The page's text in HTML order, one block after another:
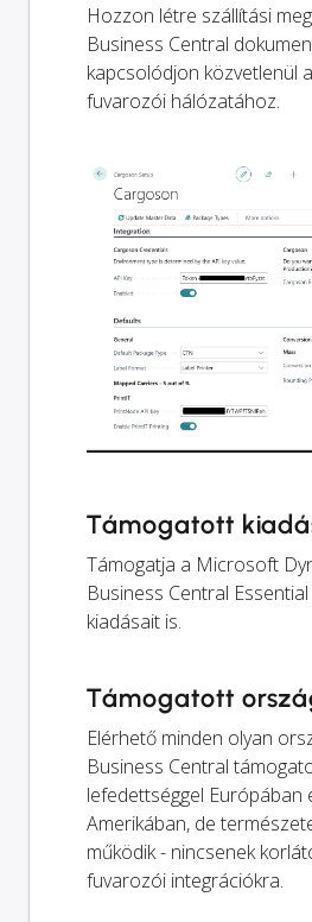
Hozzon létre szállítási
Business Central
kapcsolódjon közvetlenül
fuvarozói hálózatához.
Támogatott
Támogatja a Microsoft
Business Central
kiadásait is.
Támogatott
Elérhető minden olyan
Business Central
lefedettséggel Európában
Amerikában, de
működik - nincsenek
fuvarozói integrációkra.